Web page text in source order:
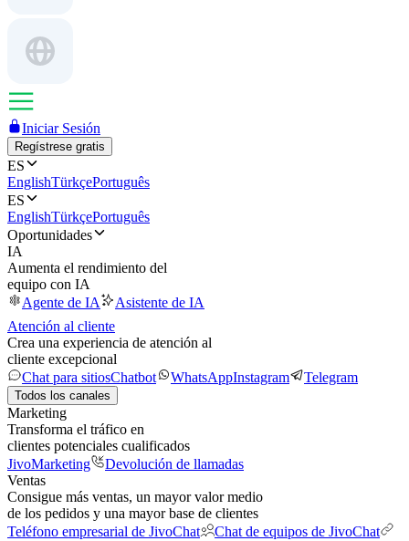
Iniciar Sesión
Regístrese gratis
ES
EnglishTürkçePortuguês
ES
EnglishTürkçePortuguês
Oportunidades
IA
Aumenta el rendimiento del
equipo con IA
Agente de IA
Asistente de IA
Atención al cliente
Crea una experiencia de atención al
cliente excepcional
Chat para sitiosChatbot WhatsAppInstagram Telegram
Todos los canales
Marketing
Transforma el tráfico en
clientes potenciales cualificados
JivoMarketing
Devolución de llamadas
Ventas
Consigue más ventas, un mayor valor medio
de los pedidos y una mayor base de clientes
Teléfono empresarial de JivoChat
Chat de equipos de JivoChat